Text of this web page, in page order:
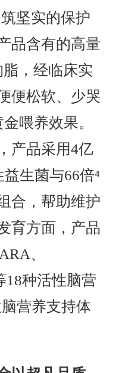
坚实的保护
品含有的高量
脂，经临床实
便松软、少哭
喂养效果。
产品采用4亿
生菌与66倍⁴
合，帮助维护
育方面，产品
、
18种活性脑营
营养支持体